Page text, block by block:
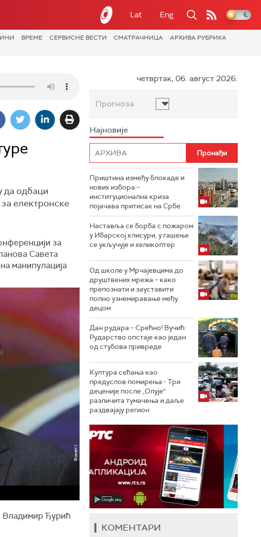
Lat Eng
ВРЕМЕ СЕРВИСНЕ ВЕСТИ СМАТРАЧНИЦА
АРХИВА РУБРИКА
да одбаци
електронске
за
Савета
манипулација
Владимир Ђурић
четвртак, 06. август 2026.
Прогноза
Најновије
Приштина између блокаде и
нових избора –
институционална криза
појачава притисак на Србе
Наставља се борба с пожаром
у Ибарској клисури, у гашење
се укључује и хеликоптер
Од школе у Мрчајевцима до
друштвених мрежа – како
препознати и зауставити
полно узнемиравање међу
децом
Дан рудара – Срећно! Вучић:
Рударство опстаје као један
од стубова привреде
Култура сећања као
предуслов помирења ­- Три
деценије после „Олује“
различита тумачења и даље
раздвајају регион
КОМЕНТАРИ